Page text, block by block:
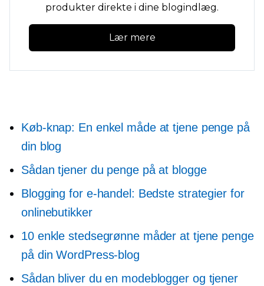
produkter direkte i dine blogindlæg.
Lær mere
Køb-knap: En enkel måde at tjene penge på
din blog
Sådan tjener du penge på at blogge
Blogging for e-handel: Bedste strategier for
onlinebutikker
10 enkle stedsegrønne måder at tjene penge
på din WordPress-blog
Sådan bliver du en modeblogger og tjener